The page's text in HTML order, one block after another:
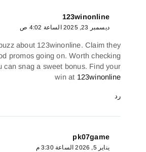
123winonline
ديسمبر 23, 2025 الساعة 4:02 ص
buzz about 123winonline. Claim they
promos going on. Worth checking
can snag a sweet bonus. Find your
win at123winonline
pk07game
يناير 5, 2026 الساعة 3:30 م